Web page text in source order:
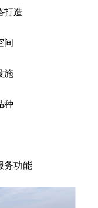
打造
间
施
种
务功能